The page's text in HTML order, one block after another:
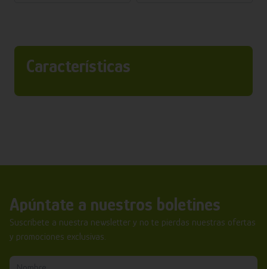
Características
Apúntate a nuestros boletines
Suscríbete a nuestra newsletter y no te pierdas nuestras ofertas
y promociones exclusivas.